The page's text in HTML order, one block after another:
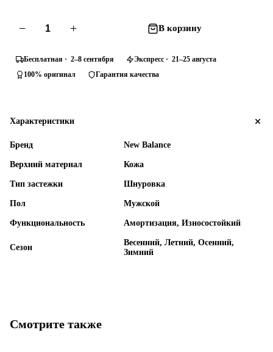
− + В корзину
Бесплатная · 2–8 сентября
Экспресс · 21–25 августа
100% оригинал
Гарантия качества
Характеристики
Бренд New Balance
Верхний материал Кожа
Тип застежки Шнуровка
Пол Мужской
Функциональность Амортизация, Износостойкий
Сезон
Весенний, Летний, Осенний,
Зимний
Смотрите также